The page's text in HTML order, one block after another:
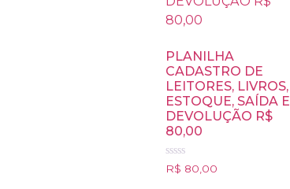
PLANILHA
CADASTRO DE
LEITORES, LIVROS,
ESTOQUE, SAÍDA E
DEVOLUÇÃO R$
80,00
Avaliação
0
R$ 80,00